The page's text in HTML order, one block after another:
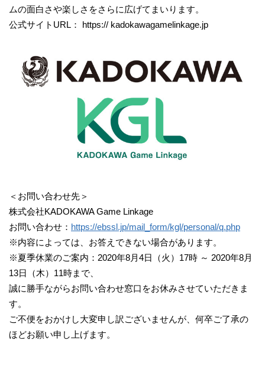
ムの面白さや楽しさをさらに広げてまいります。
公式サイトURL： https:// kadokawagamelinkage.jp
＜お問い合わせ先＞
株式会社KADOKAWA Game Linkage
お問い合わせ： https://ebssl.jp/mail_form/kgl/personal/q.php
※内容によっては、お答えできない場合があります。
※夏季休業のご案内：2020年8月4日（火）17時 ～ 2020年8月
13日（木）11時まで、
誠に勝手ながらお問い合わせ窓口をお休みさせていただきま
す。
ご不便をおかけし大変申し訳ございませんが、何卒ご了承の
ほどお願い申し上げます。